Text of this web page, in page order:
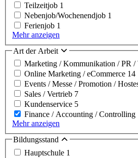
Teilzeitjob 1
Nebenjob/Wochenendjob 1
Ferienjob 1
Mehr anzeigen
Art der Arbeit
Marketing / Kommunikation / PR /
Online Marketing / eCommerce 14
Events / Messe / Promotion /
Sales / Vertrieb 7
Kundenservice 5
Finance / Accounting / Controlling
Mehr anzeigen
Bildungsstand
Hauptschule 1